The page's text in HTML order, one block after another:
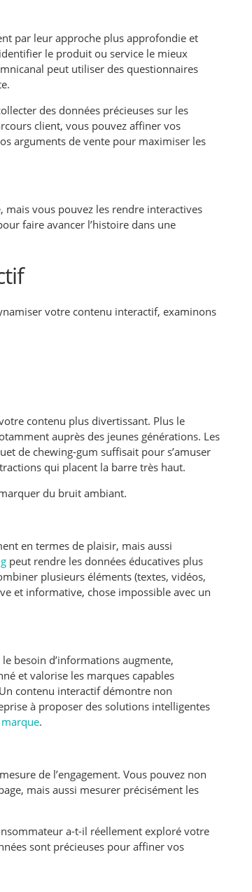
par leur approche plus approfondie et
le produit ou service le mieux
peut utiliser des questionnaires
des données précieuses sur les
client, vous pouvez affiner vos
arguments de vente pour maximiser les
mais vous pouvez les rendre interactives
faire avancer l’histoire dans une
votre contenu interactif, examinons
contenu plus divertissant. Plus le
auprès des jeunes générations. Les
de chewing-gum suffisait pour s’amuser
qui placent la barre très haut.
du bruit ambiant.
en termes de plaisir, mais aussi
peut rendre les données éducatives plus
plusieurs éléments (textes, vidéos,
et informative, chose impossible avec un
besoin d’informations augmente,
et valorise les marques capables
contenu interactif démontre non
à proposer des solutions intelligentes
.
de l’engagement. Vous pouvez non
mais aussi mesurer précisément les
a-t-il réellement exploré votre
sont précieuses pour affiner vos